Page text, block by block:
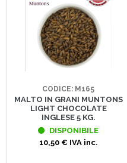
CODICE: M165
MALTO IN GRANI MUNTONS
LIGHT CHOCOLATE
INGLESE 5 KG.
DISPONIBILE
10,50 € IVA inc.